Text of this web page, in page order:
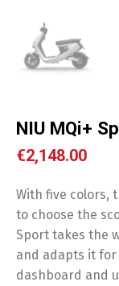
NIU MQi+
€2,148.00
With five colors,
to choose the
Sport takes the
and adapts it for
dashboard and